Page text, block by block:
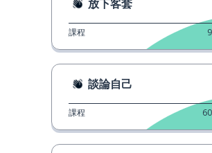
放下客套
課程 9
談論自己
課程 60